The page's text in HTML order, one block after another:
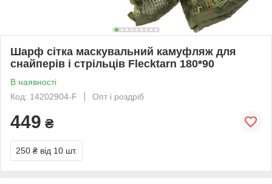
Шарф сітка маскувальний камуфляж для
снайперів і стрільців Flecktarn 180*90
В наявності
Код: 14202904-F
Опт і роздріб
449 ₴
250 ₴ від 10 шт.